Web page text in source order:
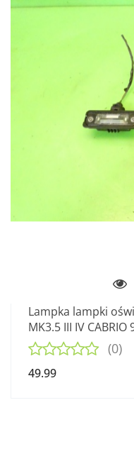
Lampka lampki
MK3.5 III IV CABRIO
(0)
49.99